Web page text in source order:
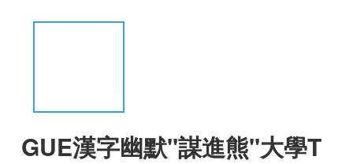
GUE漢字幽默"謀進熊"大學T